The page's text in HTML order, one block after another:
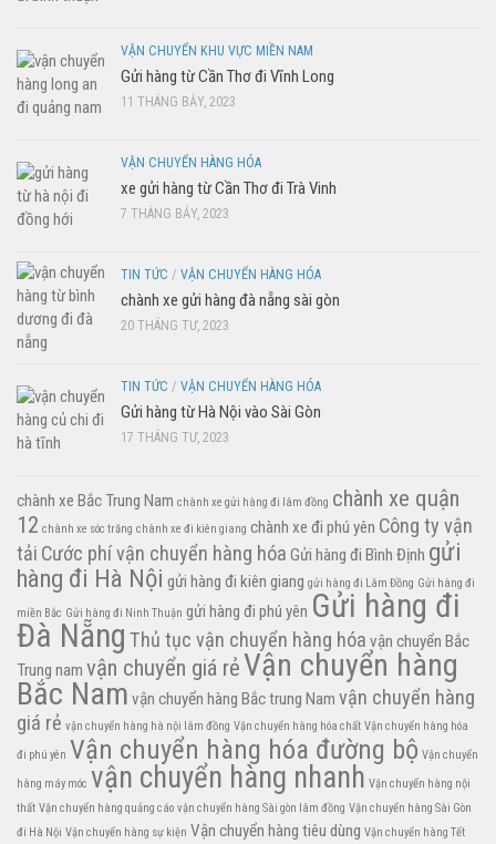
VẬN CHUYỂN KHU VỰC MIỀN NAM
Gửi hàng từ Cần Thơ đi Vĩnh Long
11 THÁNG BẢY, 2023
VẬN CHUYỂN HÀNG HÓA
xe gửi hàng từ Cần Thơ đi Trà Vinh
7 THÁNG BẢY, 2023
TIN TỨC / VẬN CHUYỂN HÀNG HÓA
chành xe gửi hàng đà nẵng sài gòn
20 THÁNG TƯ, 2023
TIN TỨC / VẬN CHUYỂN HÀNG HÓA
Gửi hàng từ Hà Nội vào Sài Gòn
17 THÁNG TƯ, 2023
chành xe Bắc Trung Nam chành xe gửi hàng đi lâm đồng chành xe quận
12 chành xe sóc trăng chành xe đi kiên giang chành xe đi phú yên Công ty vận
tải Cước phí vận chuyển hàng hóa Gửi hàng đi Bình Định gửi
hàng đi Hà Nội gửi hàng đi kiên giang gửi hàng đi Lâm Đồng Gửi hàng đi
miền Bắc Gửi hàng đi Ninh Thuận gửi hàng đi phú yên Gửi hàng đi
Đà Nẵng Thủ tục vận chuyển hàng hóa vận chuyển Bắc
Trung nam vận chuyển giá rẻVận chuyển hàng
Bắc Nam vận chuyển hàng Bắc trung Nam vận chuyển hàng
giá rẻ vận chuyển hàng hà nội lâm đồng Vận chuyển hàng hóa chất Vận chuyển hàng hóa
đi phú yên Vận chuyển hàng hóa đường bộ Vận chuyển
hàng máy móc vận chuyển hàng nhanh Vận chuyển hàng nội
thất Vận chuyển hàng quảng cáo vận chuyển hàng Sài gòn lâm đồng Vận chuyển hàng Sài Gòn
đi Hà Nội Vận chuyển hàng sự kiện Vận chuyển hàng tiêu dùng Vận chuyển hàng Tết